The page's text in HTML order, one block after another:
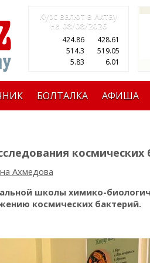
Курс валют в Актау
на 08/08/2026
424.86
428.61
514.3
519.05
5.83
6.01
БОЛТАЛКА АФИША
космических
Ахмедова
школы химико-
космических бактерий.